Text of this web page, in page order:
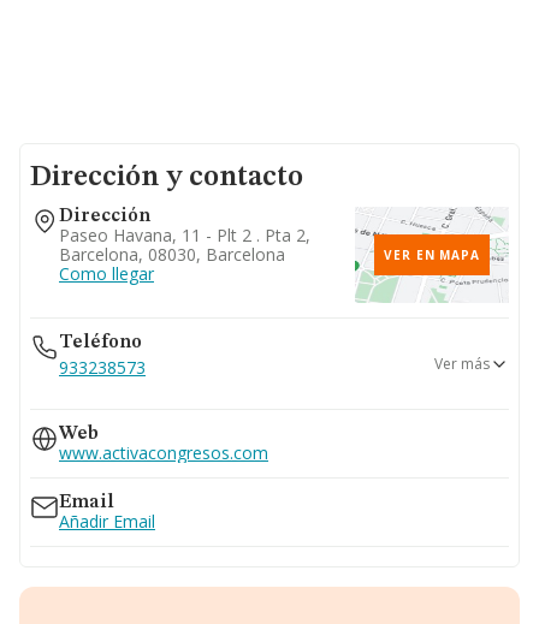
Dirección y contacto
Dirección
Paseo Havana, 11 - Plt 2 . Pta 2,
Barcelona, 08030, Barcelona
Como llegar
VER EN MAPA
Teléfono
933238573
932051369
Ver más
Web
www.activacongresos.com
Email
Añadir Email